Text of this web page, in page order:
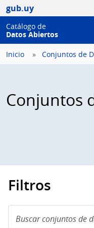
gub.uy
Catálogo de
Datos Abiertos
Inicio Conjuntos de
Conjuntos
Filtros
conjuntos